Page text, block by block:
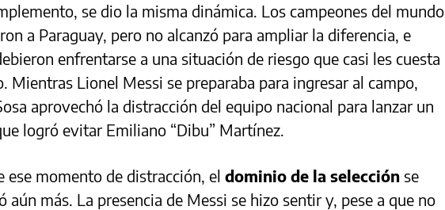
se dio la misma dinámica. Los campeones del mundo
a Paraguay, pero no alcanzó para ampliar la diferencia, e
enfrentarse a una situación de riesgo que casi les cuesta
Mientras Lionel Messi se preparaba para ingresar al campo,
aprovechó la distracción del equipo nacional para lanzar un
logró evitar Emiliano “Dibu” Martínez.
ese momento de distracción, el dominio de la selección se
aún más. La presencia de Messi se hizo sentir y, pese a que no